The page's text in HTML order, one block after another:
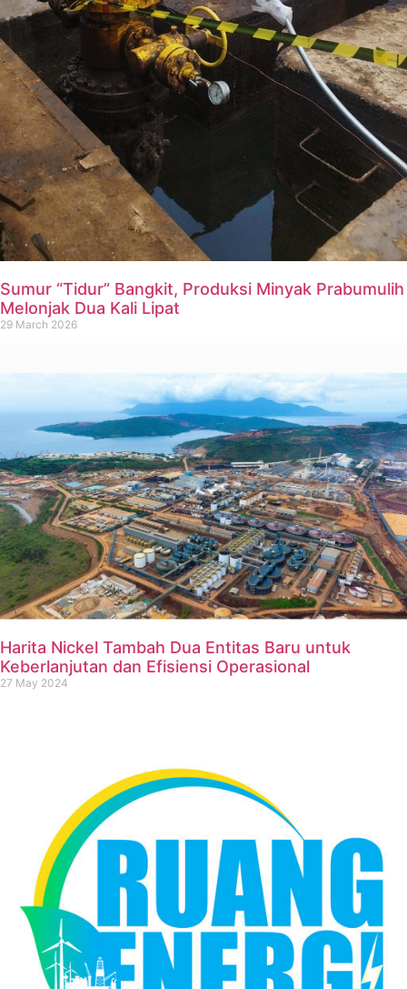
Sumur “Tidur” Bangkit, Produksi Minyak Prabumulih
Melonjak Dua Kali Lipat
29 March 2026
Harita Nickel Tambah Dua Entitas Baru untuk
Keberlanjutan dan Efisiensi Operasional
27 May 2024